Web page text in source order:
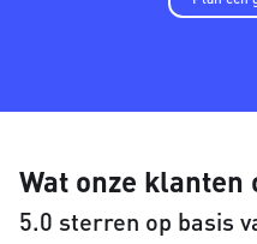
Wat onze klanten
5.0 sterren op basis